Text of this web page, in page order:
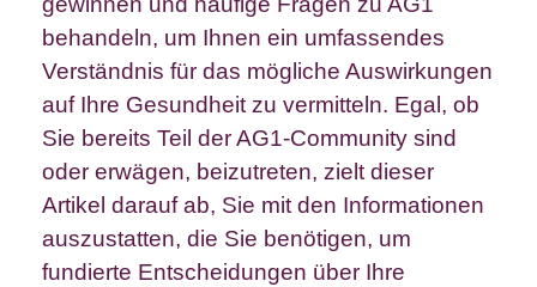
behandeln, um Ihnen ein umfassendes
Verständnis für das mögliche Auswirkungen
auf Ihre Gesundheit zu vermitteln. Egal, ob
Sie bereits Teil der AG1-Community sind
oder erwägen, beizutreten, zielt dieser
Artikel darauf ab, Sie mit den Informationen
auszustatten, die Sie benötigen, um
fundierte Entscheidungen über Ihre